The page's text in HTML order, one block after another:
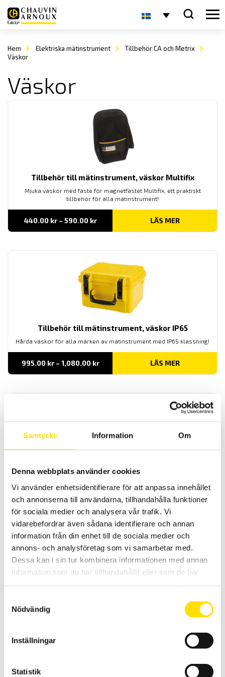
Samtycke Information Om
Denna webbplats använder cookies
Vi använder enhetsidentifierare för att anpassa innehållet
och annonserna till användarna, tillhandahålla funktioner
för sociala medier och analysera vår trafik. Vi
vidarebefordrar även sådana identifierare och annan
information från din enhet till de sociala medier och
annons- och analysföretag som vi samarbetar med.
Dessa kan i sin tur kombinera informationen med annan
information som du har tillhandahållit eller som de har
Nödvändig
Inställningar
Statistik
Hem Elektriska mätinstrument
Tillbehör CA och Metrix
Väskor
Väskor
Tillbehör till mätinstrument, väskor Multifix
Mjuka väskor med fäste för magnetfästet Multifix, ett praktiskt
tillbehör för alla mätinstrument!
440.00 kr – 590.00 krPrisintervall:
till
LÄS MER
Tillbehör till mätinstrument, väskor IP65
Hårda väskor för alla märken av mätinstrument med IP65 klassning!
995.00 kr – 1,080.00 krPrisintervall:
till
LÄS MER
Väskor för multimeterserie MTX
Väskor för Metrix MTX3290, MTX3291 samt MTX3297Ex
multimeterserie.
505.00kr LÄS MER